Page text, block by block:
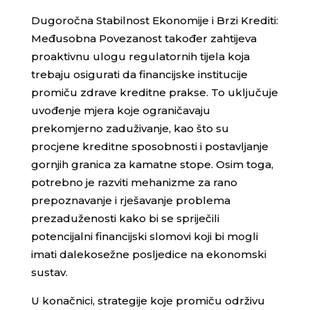
Dugoročna Stabilnost Ekonomije i Brzi Krediti:
Međusobna Povezanost također zahtijeva
proaktivnu ulogu regulatornih tijela koja
trebaju osigurati da financijske institucije
promiču zdrave kreditne prakse. To uključuje
uvođenje mjera koje ograničavaju
prekomjerno zaduživanje, kao što su
procjene kreditne sposobnosti i postavljanje
gornjih granica za kamatne stope. Osim toga,
potrebno je razviti mehanizme za rano
prepoznavanje i rješavanje problema
prezaduženosti kako bi se spriječili
potencijalni financijski slomovi koji bi mogli
imati dalekosežne posljedice na ekonomski
sustav.
U konačnici, strategije koje promiču održivu